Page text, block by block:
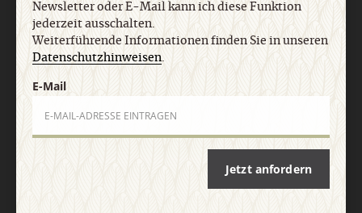
Newsletter oder E-Mail kann ich diese Funktion
jederzeit ausschalten.
Weiterführende Informationen finden Sie in unseren
Datenschutzhinweisen.
E-Mail
Jetzt anfordern